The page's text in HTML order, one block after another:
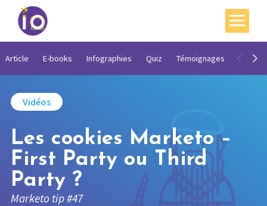
Vos enjeux
Académie
Ressources
Agenda
Contact
Article E-books Infographies Quiz Témoignages Vidéos
Vidéos
Les cookies Marketo –
First Party ou Third
Party ?
Marketo tip #47